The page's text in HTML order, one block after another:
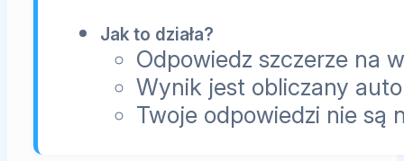
Jak to działa?
Odpowiedz szczerze na
Wynik jest obliczany
Twoje odpowiedzi nie są